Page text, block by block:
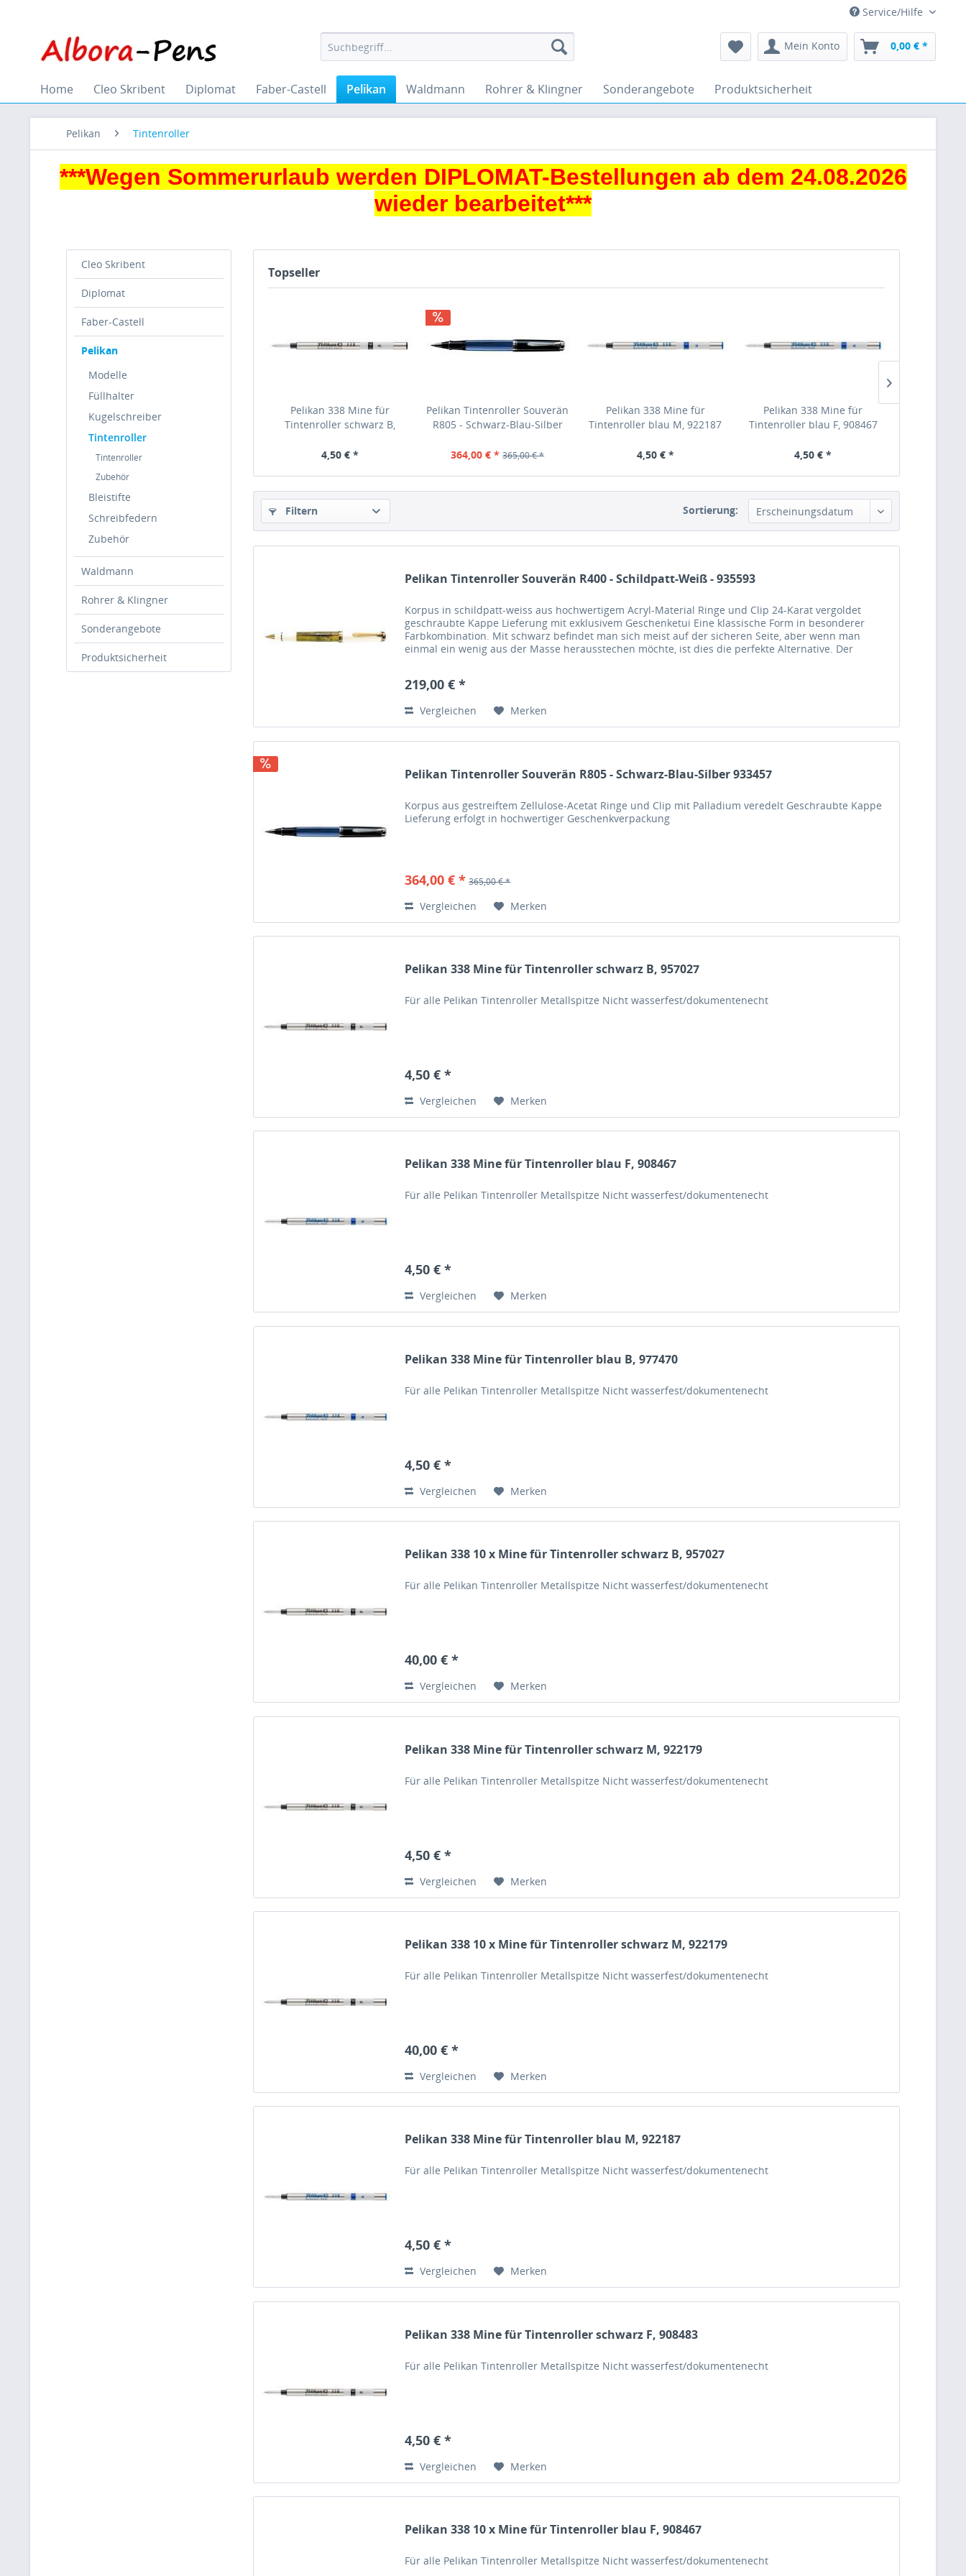
Service/Hilfe
Mein Konto 0,00 € *
Home Cleo Skribent Diplomat Faber-Castell Pelikan Waldmann Rohrer & Klingner Sonderangebote Produktsicherheit
Pelikan Tintenroller
***Wegen Sommerurlaub werden DIPLOMAT-Bestellungen ab dem 24.08.2026
wieder bearbeitet***
Cleo Skribent
Diplomat
Faber-Castell
Pelikan
Modelle
Füllhalter
Kugelschreiber
Tintenroller
Tintenroller
Zubehör
Bleistifte
Schreibfedern
Zubehör
Waldmann
Rohrer & Klingner
Sonderangebote
Produktsicherheit
Topseller
Pelikan 338 Mine für
Tintenroller schwarz B,
4,50 € *
Pelikan Tintenroller Souverän
R805 - Schwarz-Blau-Silber
364,00 € * 365,00 € *
Pelikan 338 Mine für
Tintenroller blau M, 922187
4,50 € *
Pelikan 338 Mine für
Tintenroller blau F, 908467
4,50 € *
Filtern Sortierung: Erscheinungsdatum
Pelikan Tintenroller Souverän R400 - Schildpatt-Weiß - 935593
Korpus in schildpatt-weiss aus hochwertigem Acryl-Material Ringe und Clip 24-Karat vergoldet
geschraubte Kappe Lieferung mit exklusivem Geschenketui Eine klassische Form in besonderer
Farbkombination. Mit schwarz befindet man sich meist auf der sicheren Seite, aber wenn man
einmal ein wenig aus der Masse herausstechen möchte, ist dies die perfekte Alternative. Der
219,00 € *
Vergleichen Merken
Pelikan Tintenroller Souverän R805 - Schwarz-Blau-Silber 933457
Korpus aus gestreiftem Zellulose-Acetat Ringe und Clip mit Palladium veredelt Geschraubte Kappe
Lieferung erfolgt in hochwertiger Geschenkverpackung
364,00 € * 365,00 € *
Vergleichen Merken
Pelikan 338 Mine für Tintenroller schwarz B, 957027
Für alle Pelikan Tintenroller Metallspitze Nicht wasserfest/dokumentenecht
4,50 € *
Vergleichen Merken
Pelikan 338 Mine für Tintenroller blau F, 908467
Für alle Pelikan Tintenroller Metallspitze Nicht wasserfest/dokumentenecht
4,50 € *
Vergleichen Merken
Pelikan 338 Mine für Tintenroller blau B, 977470
Für alle Pelikan Tintenroller Metallspitze Nicht wasserfest/dokumentenecht
4,50 € *
Vergleichen Merken
Pelikan 338 10 x Mine für Tintenroller schwarz B, 957027
Für alle Pelikan Tintenroller Metallspitze Nicht wasserfest/dokumentenecht
40,00 € *
Vergleichen Merken
Pelikan 338 Mine für Tintenroller schwarz M, 922179
Für alle Pelikan Tintenroller Metallspitze Nicht wasserfest/dokumentenecht
4,50 € *
Vergleichen Merken
Pelikan 338 10 x Mine für Tintenroller schwarz M, 922179
Für alle Pelikan Tintenroller Metallspitze Nicht wasserfest/dokumentenecht
40,00 € *
Vergleichen Merken
Pelikan 338 Mine für Tintenroller blau M, 922187
Für alle Pelikan Tintenroller Metallspitze Nicht wasserfest/dokumentenecht
4,50 € *
Vergleichen Merken
Pelikan 338 Mine für Tintenroller schwarz F, 908483
Für alle Pelikan Tintenroller Metallspitze Nicht wasserfest/dokumentenecht
4,50 € *
Vergleichen Merken
Pelikan 338 10 x Mine für Tintenroller blau F, 908467
Für alle Pelikan Tintenroller Metallspitze Nicht wasserfest/dokumentenecht